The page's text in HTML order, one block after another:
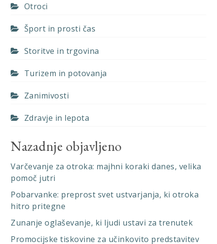
Otroci
Šport in prosti čas
Storitve in trgovina
Turizem in potovanja
Zanimivosti
Zdravje in lepota
Nazadnje objavljeno
Varčevanje za otroka: majhni koraki danes, velika
pomoč jutri
Pobarvanke: preprost svet ustvarjanja, ki otroka
hitro pritegne
Zunanje oglaševanje, ki ljudi ustavi za trenutek
Promocijske tiskovine za učinkovito predstavitev